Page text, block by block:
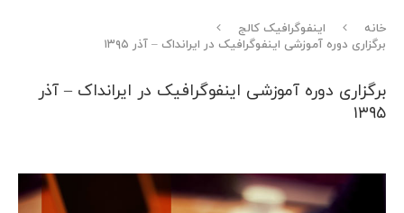
خانه
اینفوگرافیک کالج
برگزاری دوره آموزشی اینفوگرافیک در ایرانداک – آذر ۱۳۹۵
برگزاری دوره آموزشی اینفوگرافیک در ایرانداک – آذر
۱۳۹۵